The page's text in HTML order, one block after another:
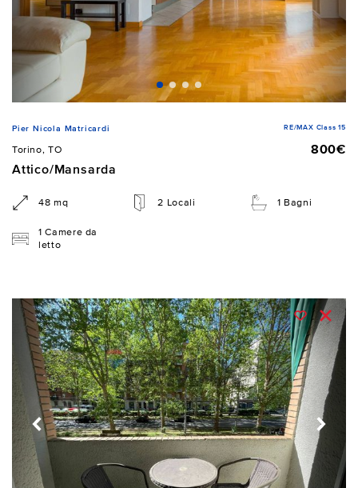
Pier Nicola Matricardi RE/MAX Class 15
Torino, TO
800€
Attico/Mansarda
48 mq 2 Locali 1 Bagni
1 Camere da
letto